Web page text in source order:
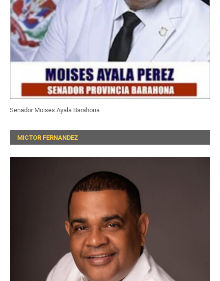
Senador Moises Ayala Barahona
MICTOR FERNANDEZ